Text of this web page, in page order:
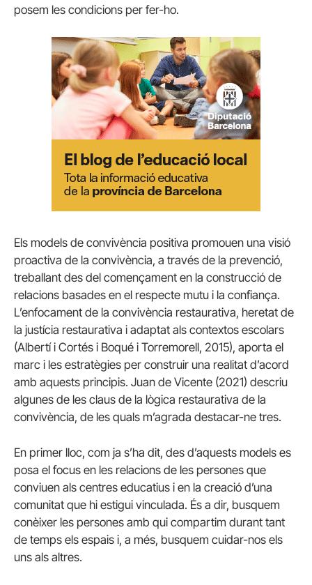
posem les condicions per fer-ho.
Els models de convivència positiva promouen una visió
proactiva de la convivència, a través de la prevenció,
treballant des del començament en la construcció de
relacions basades en el respecte mutu i la confiança.
L’enfocament de la convivència restaurativa, heretat de
la justícia restaurativa i adaptat als contextos escolars
(Albertí i Cortés i Boqué i Torremorell, 2015), aporta el
marc i les estratègies per construir una realitat d’acord
amb aquests principis. Juan de Vicente (2021) descriu
algunes de les claus de la lògica restaurativa de la
convivència, de les quals m’agrada destacar-ne tres.
En primer lloc, com ja s’ha dit, des d’aquests models es
posa el focus en les relacions de les persones que
conviuen als centres educatius i en la creació d’una
comunitat que hi estigui vinculada. És a dir, busquem
conèixer les persones amb qui compartim durant tant
de temps els espais i, a més, busquem cuidar-nos els
uns als altres.